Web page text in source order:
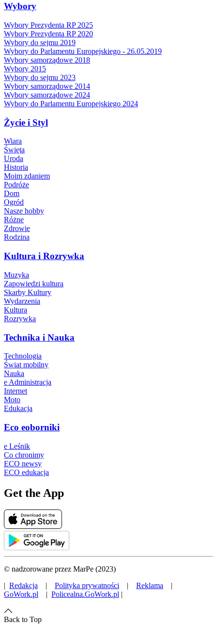
Wybory
Wybory Prezydenta RP 2025
Wybory Prezydenta RP 2020
Wybory do sejmu 2019
Wybory do Parlamentu Europejskiego - 26.05.2019
Wybory samorządowe 2018
Wybory 2015
Wybory do sejmu 2023
Wybory samorządowe 2014
Wybory samorządowe 2024
Wybory do Parlamentu Europejskiego 2024
Życie i Styl
Wiara
Święta
Uroda
Historia
Moim zdaniem
Podróże
Dom
Ogród
Nasze hobby
Różne
Zdrowie
Rodzina
Kultura i Rozrywka
Muzyka
Zapowiedzi kultura
Skarby Kultury
Wydarzenia
Kultura
Rozrywka
Technika i Nauka
Technologia
Świat mobilny
Nauka
e Administracja
Internet
Moto
Edukacja
Eco eoborniki
e Leśnik
Co chronimy
ECO newsy
ECO edukacja
Get the App
© nadzorowane przez MarPe (2023)
| Redakcja | Polityka prywatności | Reklama |
GoWork.pl | Policealna.GoWork.pl |
Back to Top